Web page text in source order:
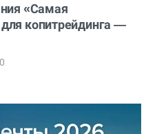
«Самая
копитрейдинга —